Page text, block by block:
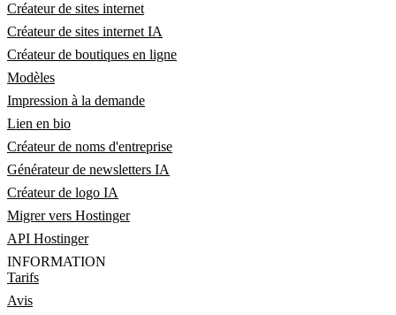
Créateur de sites internet
Créateur de sites internet IA
Créateur de boutiques en ligne
Modèles
Impression à la demande
Lien en bio
Créateur de noms d'entreprise
Générateur de newsletters IA
Créateur de logo IA
Migrer vers Hostinger
API Hostinger
INFORMATION
Tarifs
Avis